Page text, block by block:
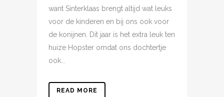
want Sinterklaas brengt altijd wat leuks
voor de kinderen en bij ons ook voor
de konijnen. Dit jaar is het extra leuk ten
huize Hopster omdat ons dochtertje
ook...
READ MORE